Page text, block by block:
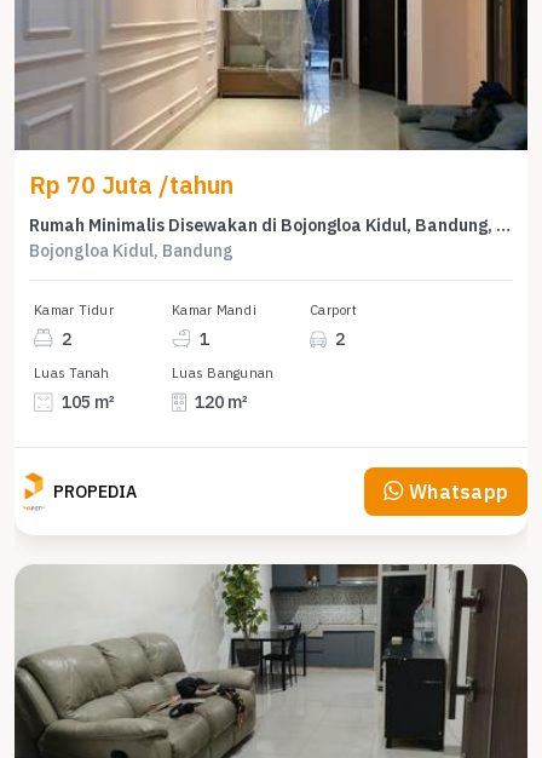
Rp 70 Juta /tahun
Rumah Minimalis Disewakan di Bojongloa Kidul, Bandung, Harga Ekonomis
Bojongloa Kidul, Bandung
Kamar Tidur
2
Kamar Mandi
1
Carport
2
Luas Tanah
105 m²
Luas Bangunan
120 m²
PROPEDIA Whatsapp